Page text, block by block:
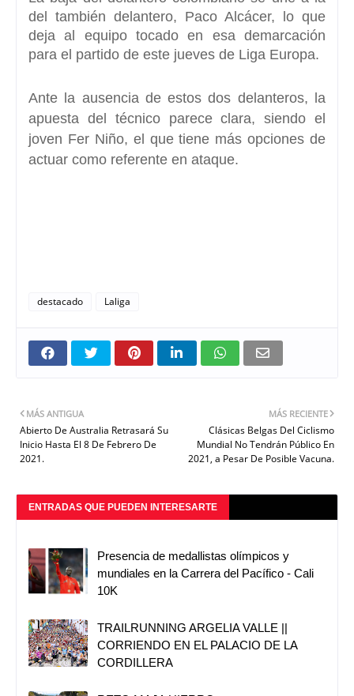
del también delantero, Paco Alcácer, lo que
deja al equipo tocado en esa demarcación
para el partido de este jueves de Liga Europa.
Ante la ausencia de estos dos delanteros, la
apuesta del técnico parece clara, siendo el
joven Fer Niño, el que tiene más opciones de
actuar como referente en ataque.
destacado Laliga
MÁS RECIENTE
Clásicas Belgas Del Ciclismo
Mundial No Tendrán Público En
2021, a Pesar De Posible Vacuna.
MÁS ANTIGUA
Abierto De Australia Retrasará Su
Inicio Hasta El 8 De Febrero De
2021.
ENTRADAS QUE PUEDEN INTERESARTE
Presencia de medallistas olímpicos y
mundiales en la Carrera del Pacífico - Cali
10K
TRAILRUNNING ARGELIA VALLE ||
CORRIENDO EN EL PALACIO DE LA
CORDILLERA